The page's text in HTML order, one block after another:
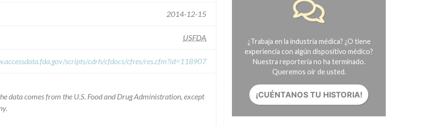
2014-12-15
USFDA
scripts/cdrh/cfdocs/cfres/res.cfm?id=118907
data comes from the U.S. Food and Drug Administration, except
¿Trabaja en la industria médica? ¿O tiene
experiencia con algún dispositivo médico?
Nuestra reportería no ha terminado.
Queremos oír de usted.
¡CUÉNTANOS TU HISTORIA!